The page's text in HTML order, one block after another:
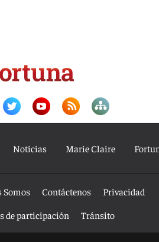
Noticias Marie Claire
Somos Contáctenos
Privacidad
de participación Tránsito